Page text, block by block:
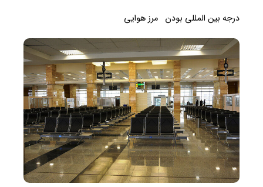
درجه بین المللی بودن مرز هوایی